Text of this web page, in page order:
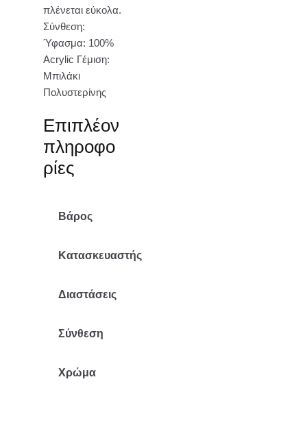
πλένεται εύκολα.
Σύνθεση:
Ύφασμα: 100%
Acrylic Γέμιση:
Μπιλάκι
Πολυστερίνης
Επιπλέον
πληροφο
ρίες
Βάρος
Κατασκευαστής
Διαστάσεις
Σύνθεση
Χρώμα